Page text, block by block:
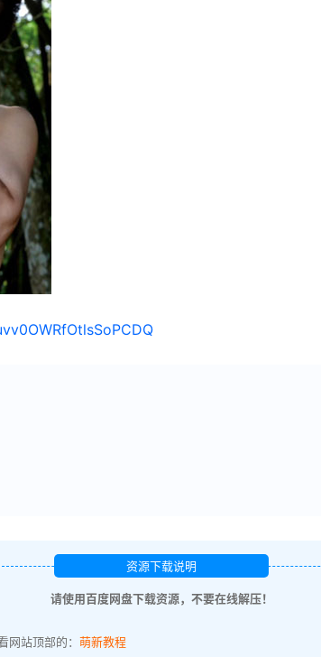
资源下载说明
请使用百度网盘下载资源，不要在线解压！
网站顶部的： 萌新教程